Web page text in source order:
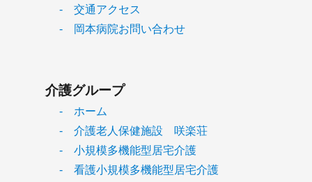
- 交通アクセス
- 岡本病院お問い合わせ
介護グループ
- ホーム
- 介護老人保健施設 咲楽荘
- 小規模多機能型居宅介護
- 看護小規模多機能型居宅介護